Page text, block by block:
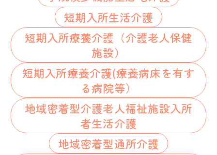
短期入所生活介護
短期入所療養介護（介護老人保健
施設）
短期入所療養介護(療養病床を有す
る病院等）
地域密着型介護老人福祉施設入所
者生活介護
地域密着型通所介護